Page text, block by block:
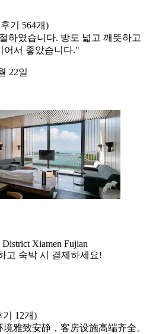
기 564개)
하였습니다. 방도 넓고 깨뜻하고
어서 좋았습니다."
22일
Xiamen Fujian
고 숙박 시 결제하세요!
12개)
雅致安静，客房设施高端齐全。